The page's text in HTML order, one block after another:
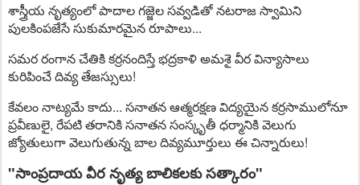
శాస్త్రీయ నృత్యంలో పాదాల గజ్జెల సవ్వడితో నటరాజ స్వామిని
పులకింపజేసే సుకుమారమైన రూపాలు...
సమర రంగాన చేతికి కర్రనందిస్తే భద్రకాళి అమశై వీర విన్యాసాలు
కురిపించే దివ్య తేజస్సులు!
కేవలం నాట్యమే కాదు... సనాతన ఆత్మరక్షణ విద్యయైన కర్రసాములోనూ
ప్రవీణులై, రేపటి తరానికి సనాతన సంస్కృతీ ధర్మానికి వెలుగు
జ్యోతులుగా వెలుగుతున్న బాల దివ్యమూర్తులు ఈ చిన్నారులు!
"సాంప్రదాయ వీర నృత్య బాలికలకు సత్కారం"